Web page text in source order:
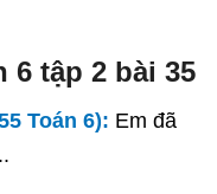
6 tập 2 bài 35
Toán 6): Em đã